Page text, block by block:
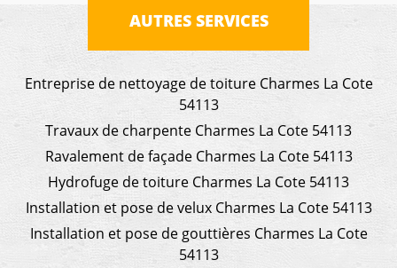
AUTRES SERVICES
Entreprise de nettoyage de toiture Charmes La Cote
54113
Travaux de charpente Charmes La Cote 54113
Ravalement de façade Charmes La Cote 54113
Hydrofuge de toiture Charmes La Cote 54113
Installation et pose de velux Charmes La Cote 54113
Installation et pose de gouttières Charmes La Cote
54113